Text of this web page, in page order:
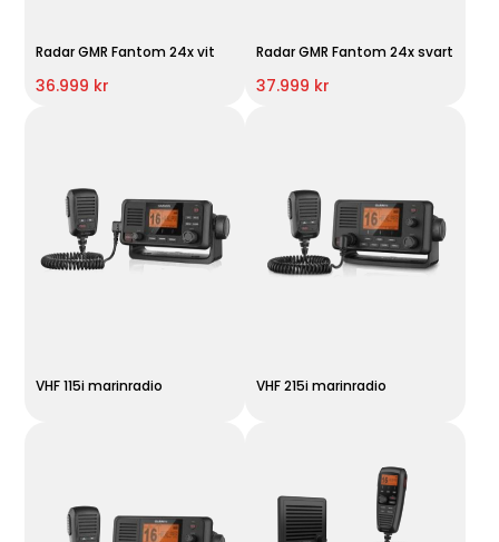
Radar GMR Fantom 24x vit
36.999 kr
Radar GMR Fantom 24x svart
37.999 kr
VHF 115i marinradio VHF 215i marinradio